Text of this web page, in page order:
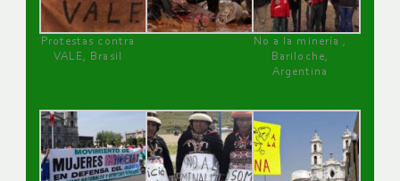
Protestas contra
VALE, Brasil
No a la minería ,
Bariloche,
Argentina